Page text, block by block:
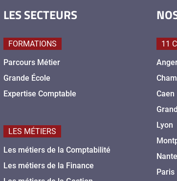
LES SECTEURS
FORMATIONS
Parcours Métier
Grande École
Expertise Comptable
LES MÉTIERS
Les métiers de la Comptabilité
Les métiers de la Finance
11
Caen
Lyon
Paris